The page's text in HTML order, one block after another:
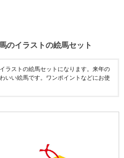
のイラストの絵馬セット
ラストの絵馬セットになります。来年の
いい絵馬です。ワンポイントなどにお使